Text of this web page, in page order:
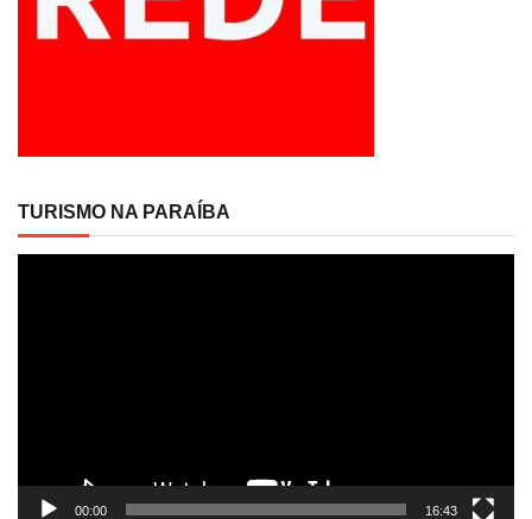
TURISMO NA PARAÍBA
00:00 16:43